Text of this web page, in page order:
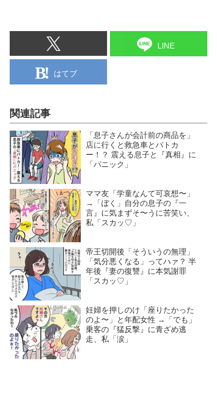
LINE
はてブ
関連記事
「息子さんが会計前の商品を」
店に行くと救急車とパトカ
ー！？ 震える息子と『真相』に
「パニック」
ママ友「学童なんて可哀想〜」
→「ぼく」自分の息子の『一
言』に気まずそ〜うに苦笑い、
私「スカッ♡」
帝王切開後「そういうの無理」
「気分悪くなる」ってハァ？ 半
年後『妻の復讐』に本気謝罪
「スカッ♡」
妊婦を押しのけ「座りたかった
のよ〜」と年配女性 →「でも」
乗客の『猛反撃』に青ざめ逃
走、私「涙」